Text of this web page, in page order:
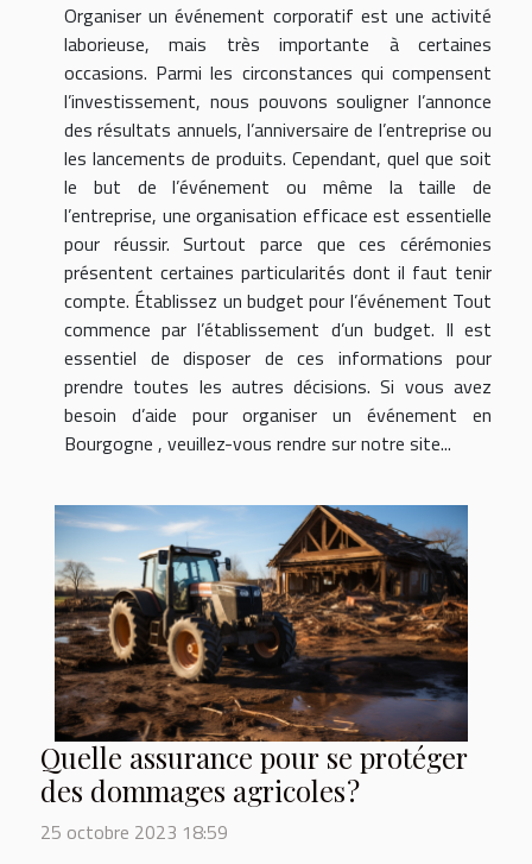
Organiser un événement corporatif est une activité
laborieuse, mais très importante à certaines
occasions. Parmi les circonstances qui compensent
l’investissement, nous pouvons souligner l’annonce
des résultats annuels, l’anniversaire de l’entreprise ou
les lancements de produits. Cependant, quel que soit
le but de l’événement ou même la taille de
l’entreprise, une organisation efficace est essentielle
pour réussir. Surtout parce que ces cérémonies
présentent certaines particularités dont il faut tenir
compte. Établissez un budget pour l’événement Tout
commence par l’établissement d’un budget. Il est
essentiel de disposer de ces informations pour
prendre toutes les autres décisions. Si vous avez
besoin d’aide pour organiser un événement en
Bourgogne , veuillez-vous rendre sur notre site...
Quelle assurance pour se protéger
des dommages agricoles ?
25 octobre 2023 18:59